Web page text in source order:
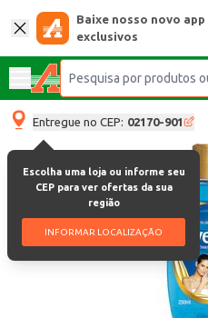
Baixe nosso novo
exclusivos
Entregue no CEP: 02170-901
Escolha uma loja ou informe seu
CEP para ver ofertas da sua
região
INFORMAR LOCALIZAÇÃO